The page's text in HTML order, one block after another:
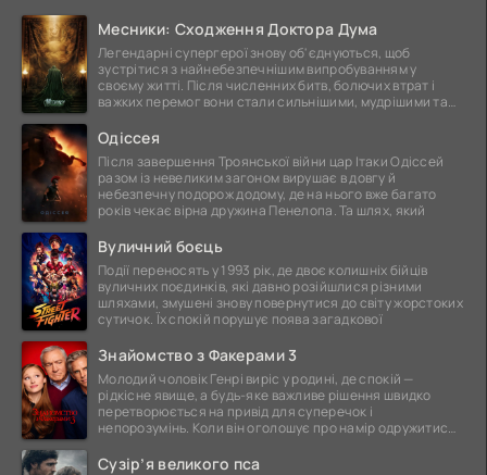
Месники: Сходження Доктора Дума
Легендарні супергерої знову об'єднуються, щоб
зустрітися з найнебезпечнішим випробуванням у
своєму житті. Після численних битв, болючих втрат і
важких перемог вони стали сильнішими, мудрішими та
Одіссея
Після завершення Троянської війни цар Ітаки Одіссей
разом із невеликим загоном вирушає в довгу й
небезпечну подорож додому, де на нього вже багато
років чекає вірна дружина Пенелопа. Та шлях, який
Вуличний боєць
Події переносять у 1993 рік, де двоє колишніх бійців
вуличних поєдинків, які давно розійшлися різними
шляхами, змушені знову повернутися до світу жорстоких
сутичок. Їх спокій порушує поява загадкової
Знайомство з Факерами 3
Молодий чоловік Генрі виріс у родині, де спокій —
рідкісне явище, а будь-яке важливе рішення швидко
перетворюється на привід для суперечок і
непорозумінь. Коли він оголошує про намір одружитися,
Сузір’я великого пса